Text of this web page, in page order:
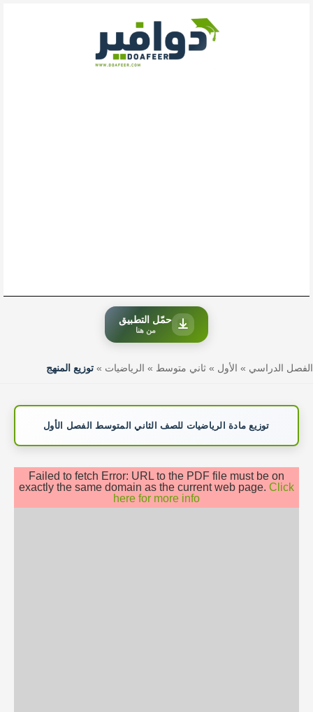
حمّل التطبيق
من هنا
الفصل الدراسي » الأول » ثاني متوسط » الرياضيات » توزيع المنهج
توزيع مادة الرياضيات للصف الثاني المتوسط الفصل الأول
Failed to fetch Error: URL to the PDF file must be on
exactly the same domain as the current web page. Click
here for more info